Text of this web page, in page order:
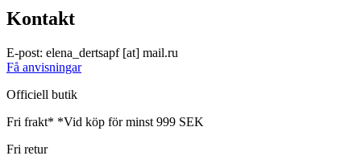
Kontakt
E-post: elena_dertsapf[at] mail.ru
Få anvisningar
Officiell butik
Fri frakt* *Vid köp för minst 999 SEK
Fri retur